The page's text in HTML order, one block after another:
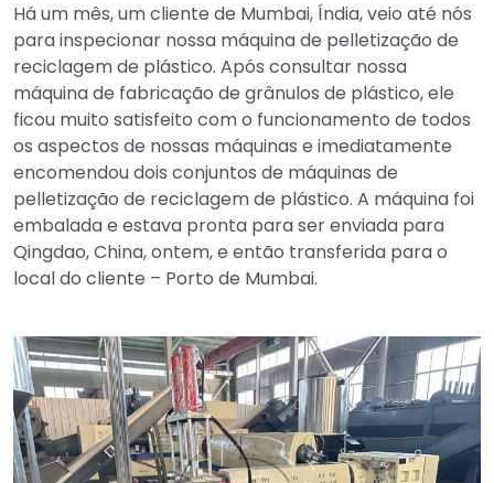
Há um mês, um cliente de Mumbai, Índia, veio até nós
para inspecionar nossa máquina de pelletização de
reciclagem de plástico. Após consultar nossa
máquina de fabricação de grânulos de plástico, ele
ficou muito satisfeito com o funcionamento de todos
os aspectos de nossas máquinas e imediatamente
encomendou dois conjuntos de máquinas de
pelletização de reciclagem de plástico. A máquina foi
embalada e estava pronta para ser enviada para
Qingdao, China, ontem, e então transferida para o
local do cliente – Porto de Mumbai.